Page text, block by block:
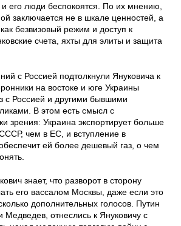
его люди беспокоятся. По их мнению,
заключается не в шкале ценностей, а
безвизовый режим и доступ к
счета, яхты для элиты и защита
с Россией подтолкнули Януковича к
на востоке и юге Украины
с Россией и другими бывшими
В этом есть смысл с
зрения: Украина экспортирует больше
чем в ЕС, и вступление в
ей более дешевый газ, о чем
знает, что разворот в сторону
его вассалом Москвы, даже если это
дополнительных голосов. Путин
Медведев, отнеслись к Януковичу с